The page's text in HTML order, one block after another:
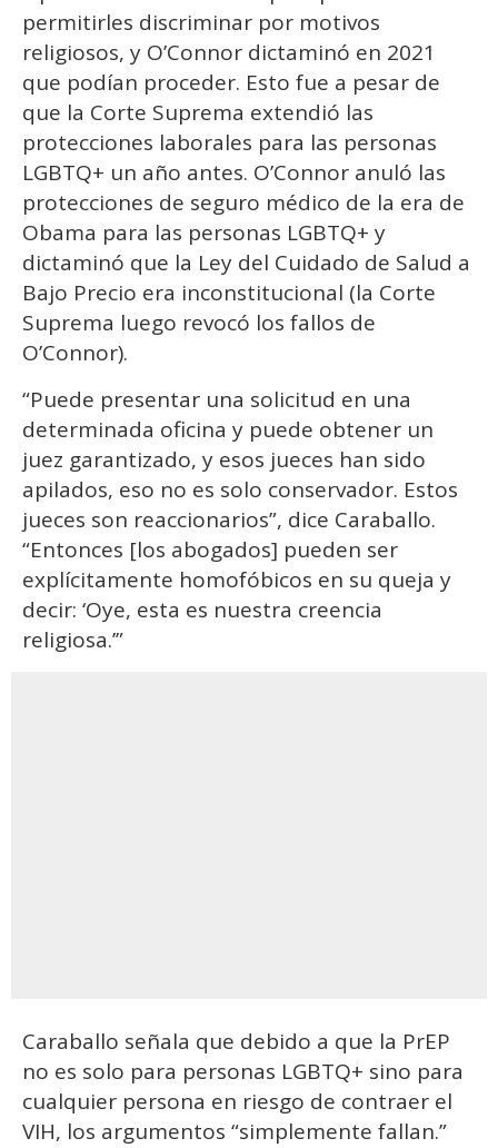
permitirles discriminar por motivos
religiosos, y O’Connor dictaminó en 2021
que podían proceder. Esto fue a pesar de
que la Corte Suprema extendió las
protecciones laborales para las personas
LGBTQ+ un año antes. O’Connor anuló las
protecciones de seguro médico de la era de
Obama para las personas LGBTQ+ y
dictaminó que la Ley del Cuidado de Salud a
Bajo Precio era inconstitucional (la Corte
Suprema luego revocó los fallos de
O’Connor).
“Puede presentar una solicitud en una
determinada oficina y puede obtener un
juez garantizado, y esos jueces han sido
apilados, eso no es solo conservador. Estos
jueces son reaccionarios”, dice Caraballo.
“Entonces [los abogados] pueden ser
explícitamente homofóbicos en su queja y
decir: ‘Oye, esta es nuestra creencia
religiosa.’”
Caraballo señala que debido a que la PrEP
no es solo para personas LGBTQ+ sino para
cualquier persona en riesgo de contraer el
VIH, los argumentos “simplemente fallan.”